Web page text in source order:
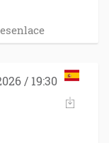
/ 19:30